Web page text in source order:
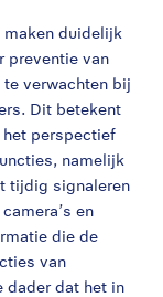
duidelijk
preventie van
verwachten bij
Dit betekent
perspectief
namelijk
tijdig signaleren
en
die de
van
dader dat het in